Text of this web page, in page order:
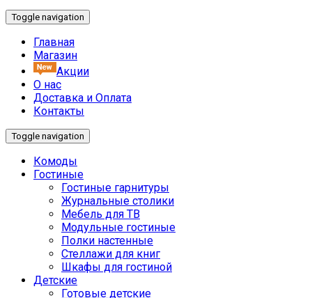
Toggle navigation
Главная
Магазин
Акции
О нас
Доставка и Оплата
Контакты
Toggle navigation
Комоды
Гостиные
Гостиные гарнитуры
Журнальные столики
Мебель для ТВ
Модульные гостиные
Полки настенные
Стеллажи для книг
Шкафы для гостиной
Детские
Готовые детские